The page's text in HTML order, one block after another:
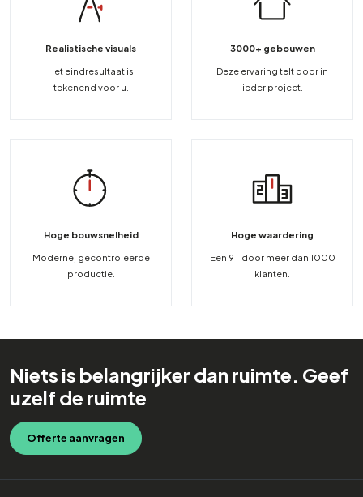
Realistische visuals
Het eindresultaat is
tekenend voor u.
3000+ gebouwen
Deze ervaring telt door in
ieder project.
Hoge bouwsnelheid
Moderne, gecontroleerde
productie.
Hoge waardering
Een 9+ door meer dan 1000
klanten.
Niets is belangrijker dan ruimte. Geef
uzelf de ruimte
Offerte aanvragen